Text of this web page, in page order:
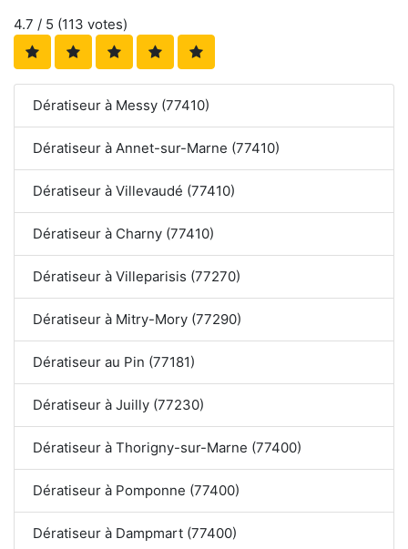
4.7 / 5 (113 votes)
Dératiseur à Messy (77410)
Dératiseur à Annet-sur-Marne (77410)
Dératiseur à Villevaudé (77410)
Dératiseur à Charny (77410)
Dératiseur à Villeparisis (77270)
Dératiseur à Mitry-Mory (77290)
Dératiseur au Pin (77181)
Dératiseur à Juilly (77230)
Dératiseur à Thorigny-sur-Marne (77400)
Dératiseur à Pomponne (77400)
Dératiseur à Dampmart (77400)